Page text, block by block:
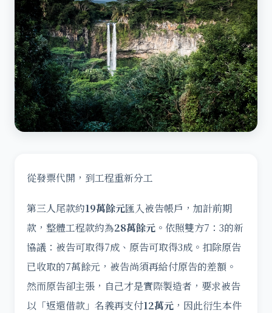
從發票代開，到工程重新分工
第三人尾款約19萬餘元匯入被告帳戶，加計前期
款，整體工程款約為28萬餘元 。依照雙方7：3的新
協議：被告可取得7成、原告可取得3成。扣除原告
已收取的7萬餘元，被告尚須再給付原告的差額。
然而原告卻主張，自己才是實際製造者，要求被告
以「返還借款」名義再支付12萬元 ，因此衍生本件